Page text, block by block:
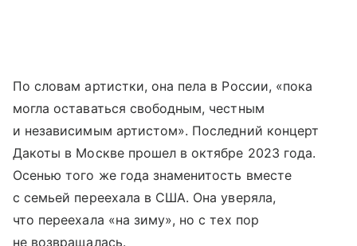
По словам артистки, она пела в России, «пока
могла оставаться свободным, честным
и независимым артистом». Последний концерт
Дакоты в Москве прошел в октябре 2023 года.
Осенью того же года знаменитость вместе
с семьей переехала в США. Она уверяла,
что переехала «на зиму», но с тех пор
не возвращалась.